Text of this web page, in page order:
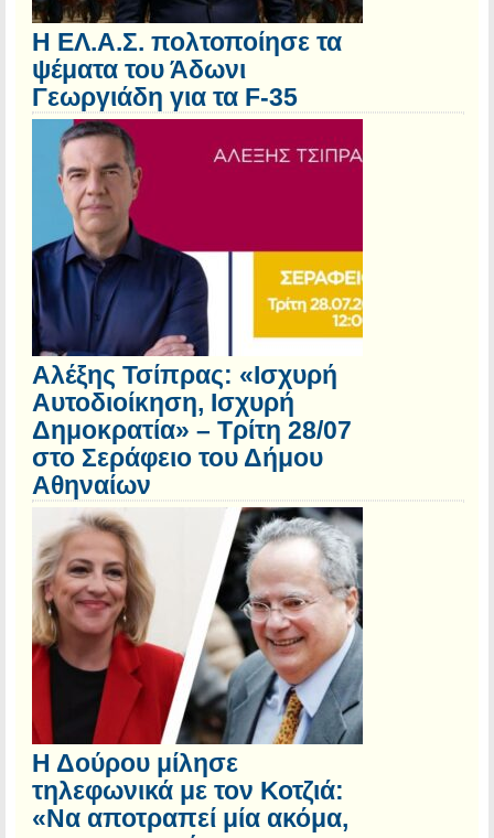
Η ΕΛ.Α.Σ. πολτοποίησε τα
ψέματα του Άδωνι
Γεωργιάδη για τα F-35
Αλέξης Τσίπρας: «Ισχυρή
Αυτοδιοίκηση, Ισχυρή
Δημοκρατία» – Τρίτη 28/07
στο Σεράφειο του Δήμου
Αθηναίων
Η Δούρου μίλησε
τηλεφωνικά με τον Κοτζιά:
«Να αποτραπεί μία ακόμα,